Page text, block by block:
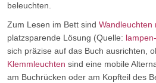
beleuchten.
Zum Lesen im Bett sind Wandleuchten
platzsparende Lösung (Quelle:
sich präzise auf das Buch ausrichten,
Klemmleuchten sind eine mobile
am Buchrücken oder am Kopfteil des